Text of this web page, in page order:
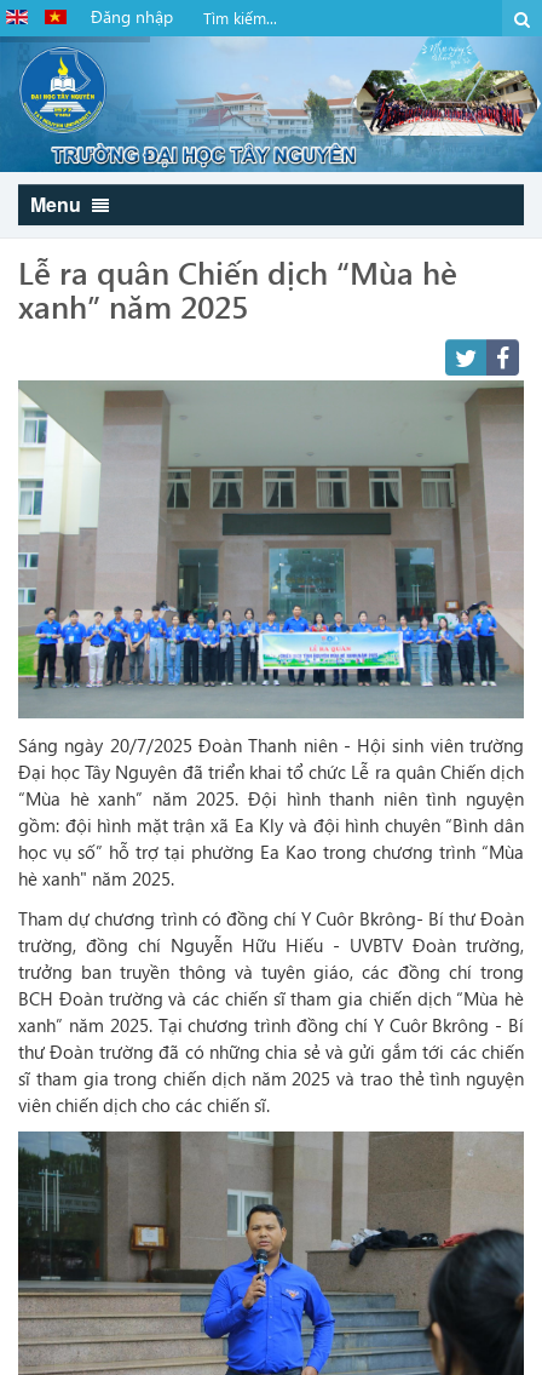
Đăng nhập
Menu
Lễ ra quân Chiến dịch “Mùa hè
xanh” năm 2025
Sáng ngày 20/7/2025 Đoàn Thanh niên - Hội sinh viên trường
Đại học Tây Nguyên đã triển khai tổ chức Lễ ra quân Chiến dịch
“Mùa hè xanh” năm 2025. Đội hình thanh niên tình nguyện
gồm: đội hình mặt trận xã Ea Kly và đội hình chuyên “Bình dân
học vụ số” hỗ trợ tại phường Ea Kao trong chương trình “Mùa
hè xanh" năm 2025.
Tham dự chương trình có đồng chí Y Cuôr Bkrông- Bí thư Đoàn
trường, đồng chí Nguyễn Hữu Hiếu - UVBTV Đoàn trường,
trưởng ban truyền thông và tuyên giáo, các đồng chí trong
BCH Đoàn trường và các chiến sĩ tham gia chiến dịch “Mùa hè
xanh” năm 2025. Tại chương trình đồng chí Y Cuôr Bkrông - Bí
thư Đoàn trường đã có những chia sẻ và gửi gắm tới các chiến
sĩ tham gia trong chiến dịch năm 2025 và trao thẻ tình nguyện
viên chiến dịch cho các chiến sĩ.